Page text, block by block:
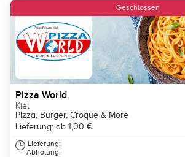
Geschlossen
Pizza World
Kiel
Pizza, Burger, Croque & More
Lieferung: ab 1,00 €
Lieferung:
Abholung: